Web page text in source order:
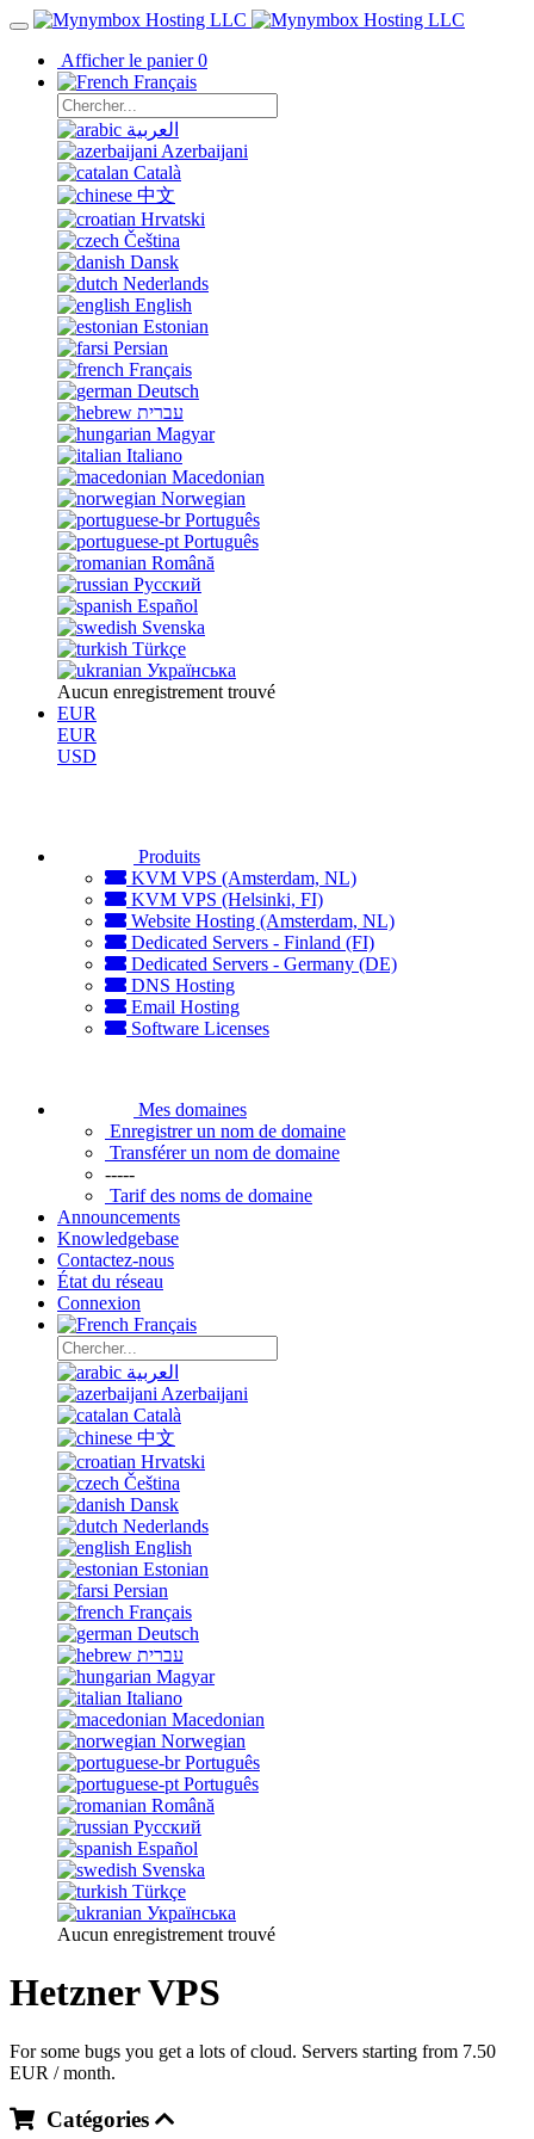
Afficher le panier0
Français
العربية
Azerbaijani
Català
中文
Hrvatski
Čeština
Dansk
Nederlands
English
Estonian
Persian
Français
Deutsch
עברית
Magyar
Italiano
Macedonian
Norwegian
Português
Português
Română
Русский
Español
Svenska
Türkçe
Українська
Aucun enregistrement trouvé
EUR
EUR
USD
Produits
KVM VPS (Amsterdam, NL)
KVM VPS (Helsinki, FI)
Website Hosting (Amsterdam, NL)
Dedicated Servers - Finland (FI)
Dedicated Servers - Germany (DE)
DNS Hosting
Email Hosting
Software Licenses
Mes domaines
Enregistrer un nom de domaine
Transférer un nom de domaine
-----
Tarif des noms de domaine
Announcements
Knowledgebase
Contactez-nous
État du réseau
Connexion
Français
العربية
Azerbaijani
Català
中文
Hrvatski
Čeština
Dansk
Nederlands
English
Estonian
Persian
Français
Deutsch
עברית
Magyar
Italiano
Macedonian
Norwegian
Português
Português
Română
Русский
Español
Svenska
Türkçe
Українська
Aucun enregistrement trouvé
Hetzner VPS
For some bugs you get a lots of cloud. Servers starting from 7.50
EUR / month.
Catégories